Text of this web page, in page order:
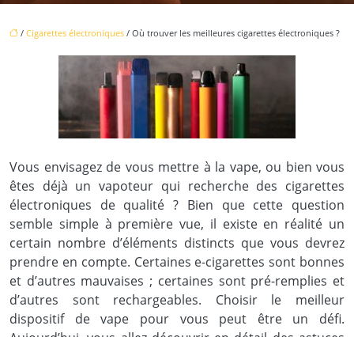
/ Cigarettes électroniques / Où trouver les meilleures cigarettes électroniques ?
Vous envisagez de vous mettre à la vape, ou bien vous
êtes déjà un vapoteur qui recherche des cigarettes
électroniques de qualité ? Bien que cette question
semble simple à première vue, il existe en réalité un
certain nombre d’éléments distincts que vous devrez
prendre en compte. Certaines e-cigarettes sont bonnes
et d’autres mauvaises ; certaines sont pré-remplies et
d’autres sont rechargeables. Choisir le meilleur
dispositif de vape pour vous peut être un défi.